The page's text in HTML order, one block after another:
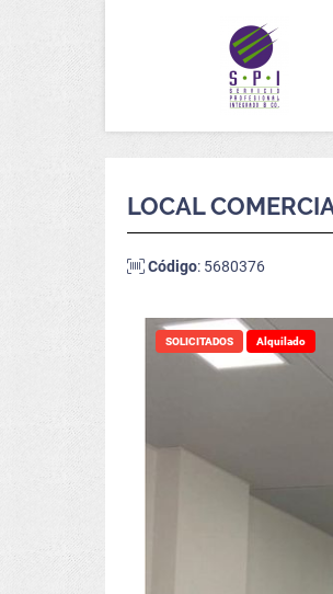
LOCAL
Código: 5680376
SOLICITADOS Alquilado